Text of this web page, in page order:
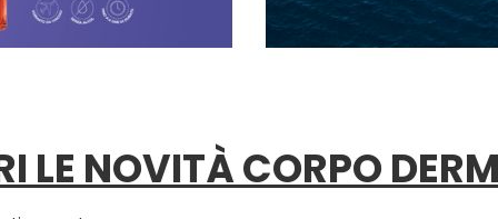
LE NOVITÀ CORPO